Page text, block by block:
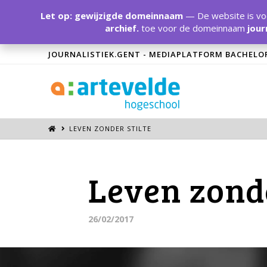
JOURNALISTIEK.GENT - MEDIAPLATFORM
LEVEN ZONDER STILTE
Leven
26/02/2017
Let op: gewijzigde domeinnaam— De website is
archief.toe voor de domeinnaam